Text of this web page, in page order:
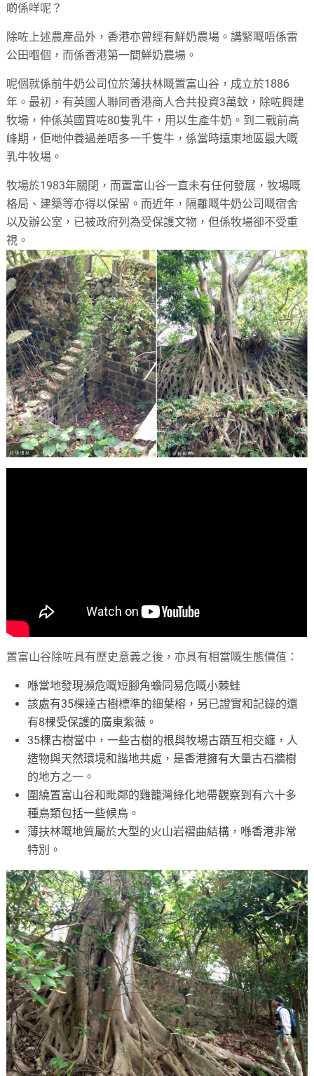
啲係咩呢？
除咗上述農產品外，香港亦曾經有鮮奶農場。講緊嘅唔係雷
公田嗰個，而係香港第一間鮮奶農場。
呢個就係前牛奶公司位於薄扶林嘅置富山谷，成立於1886
年。最初，有英國人聯同香港商人合共投資3萬蚊，除咗興建
牧場，仲係英國買咗80隻乳牛，用以生產牛奶。到二戰前高
峰期，佢哋仲養過差唔多一千隻牛，係當時遠東地區最大嘅
乳牛牧場。
牧場於1983年關閉，而置富山谷一直未有任何發展，牧場嘅
格局、建築等亦得以保留。而近年，隔離嘅牛奶公司嘅宿舍
以及辦公室，已被政府列為受保護文物，但係牧場卻不受重
視。
置富山谷除咗具有歷史意義之後，亦具有相當嘅生態價值：
喺當地發現瀕危嘅短腳角蟾同易危嘅小棘蛙
該處有35棵達古樹標準的細葉榕，另已證實和記錄的還
有8棵受保護的廣東紫薇。
35棵古樹當中，一些古樹的根與牧場古蹟互相交纏，人
造物與天然環境和諧地共處，是香港擁有大量古石牆樹
的地方之一。
圍繞置富山谷和毗鄰的雞籠灣綠化地帶觀察到有六十多
種鳥類包括一些候鳥。
薄扶林嘅地質屬於大型的火山岩褶曲結構，喺香港非常
特別。